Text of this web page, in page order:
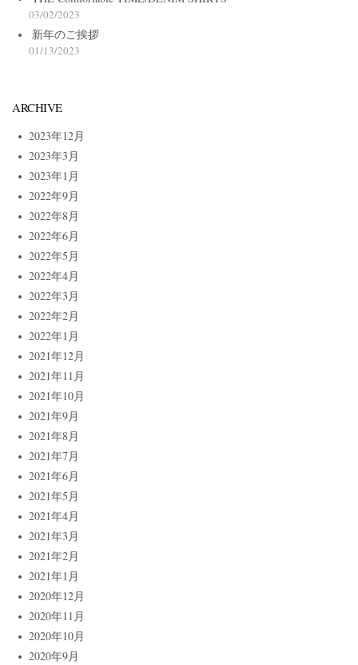
03/02/2023
新年のご挨拶
01/13/2023
ARCHIVE
2023年12月
2023年3月
2023年1月
2022年9月
2022年8月
2022年6月
2022年5月
2022年4月
2022年3月
2022年2月
2022年1月
2021年12月
2021年11月
2021年10月
2021年9月
2021年8月
2021年7月
2021年6月
2021年5月
2021年4月
2021年3月
2021年2月
2021年1月
2020年12月
2020年11月
2020年10月
2020年9月